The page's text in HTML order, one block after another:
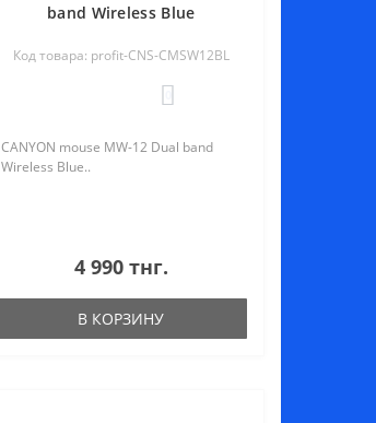
band Wireless Blue
Код товара: profit-CNS-CMSW12BL
CANYON mouse MW-12 Dual band
Wireless Blue..
4 990 тнг.
В КОРЗИНУ